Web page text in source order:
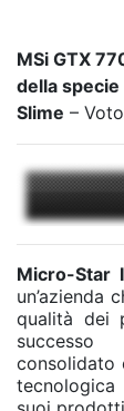
MSi GTX
della specie
Slime –
Micro-Star
un’azienda
qualità dei
successo
consolidato